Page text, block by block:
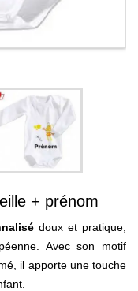
+ prénom
doux et pratique,
Avec son motif
il apporte une touche